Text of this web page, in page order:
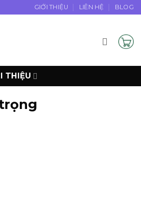
GIỚI THIỆU LIÊN HỆ BLOG
THIỆU